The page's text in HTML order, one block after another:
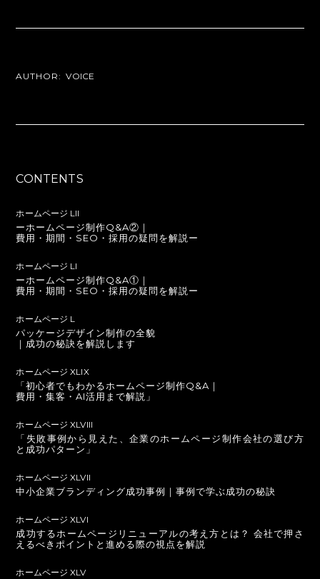
AUTHOR: VOICE
CONTENTS
ホームページ LII
ーホームページ制作Q&A②｜
費用・期間・SEO・採用の疑問を解説ー
ホームページ LI
ーホームページ制作Q&A①｜
費用・期間・SEO・採用の疑問を解説ー
ホームページ L
パッケージデザイン制作の全貌
｜成功の秘訣を解説します
ホームページ XLIX
「初心者でもわかるホームページ制作Q&A｜
費用・集客・AI活用まで解説」
ホームページ XLVIII
「失敗事例から見えた、企業のホームページ制作会社の選び方
と成功パターン」
ホームページ XLVII
中小企業ブランディング成功事例｜事例で学ぶ成功の秘訣
ホームページ XLVI
成功するホームページリニューアルの考え方とは？ 会社で押さ
えるべきポイントと進める際の視点を解説
ホームページ XLV